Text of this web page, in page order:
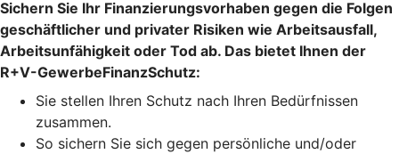
Sichern Sie Ihr Finanzierungsvorhaben gegen die Folgen
geschäftlicher und privater Risiken wie Arbeitsausfall,
Arbeitsunfähigkeit oder Tod ab. Das bietet Ihnen der
R+V-GewerbeFinanzSchutz:
Sie stellen Ihren Schutz nach Ihren Bedürfnissen
zusammen.
So sichern Sie sich gegen persönliche und/oder